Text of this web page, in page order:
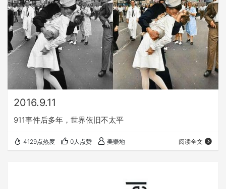
2016.9.11
911事件后多年，世界依旧不太平
4129点热度 0人点赞 美樂地 阅读全文